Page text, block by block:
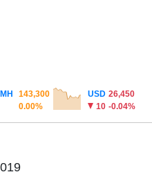
143,300
0.00%
USD 26,450
10 -0.04%